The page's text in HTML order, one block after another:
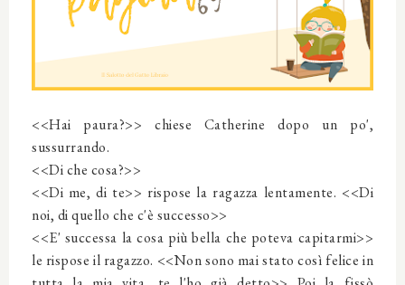
<<Hai paura?>> chiese Catherine dopo un po',
sussurrando.
<<Di che cosa?>>
<<Di me, di te>> rispose la ragazza lentamente. <<Di
noi, di quello che c'è successo>>
<<E' successa la cosa più bella che poteva capitarmi>>
le rispose il ragazzo. <<Non sono mai stato così felice in